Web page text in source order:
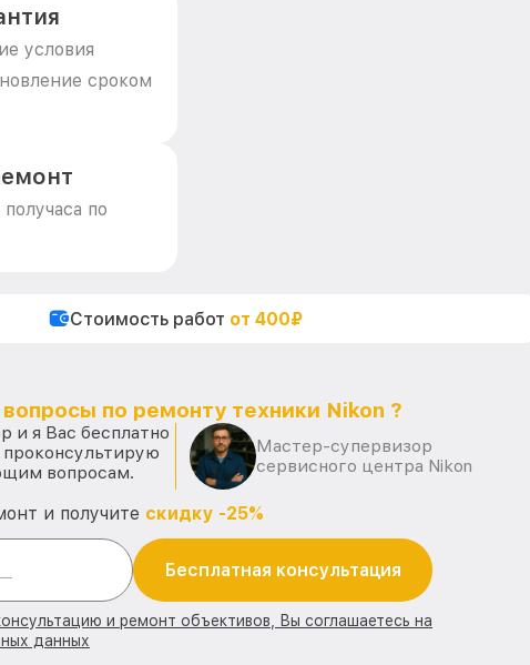
условия
сроком
по
Стоимость работ от 400₽
вопросы по ремонту техники Nikon ?
и я Вас бесплатно
проконсультирую
вопросам.
Мастер-супервизор
сервисного центра Nikon
и получите скидку -25%
Бесплатная консультация
и ремонт объективов, Вы соглашаетесь на
данных